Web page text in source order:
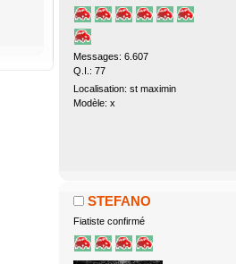
Messages: 6.607
Q.I.: 77
Localisation: st maximin
Modèle: x
STEFANO
Fiatiste confirmé